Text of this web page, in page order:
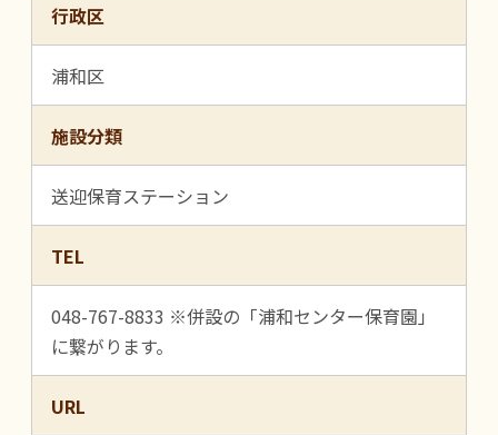
行政区
浦和区
施設分類
送迎保育ステーション
TEL
048-767-8833 ※併設の「浦和センター保育園」
に繋がります。
URL